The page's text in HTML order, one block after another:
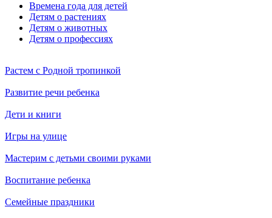
Времена года для детей
Детям о растениях
Детям о животных
Детям о профессиях
Растем с Родной тропинкой
Развитие речи ребенка
Дети и книги
Игры на улице
Мастерим с детьми своими руками
Воспитание ребенка
Семейные праздники